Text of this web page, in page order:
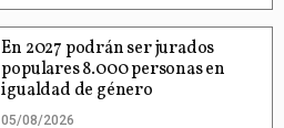
En 2027 podrán ser jurados
populares 8.000 personas en
igualdad de género
05/08/2026